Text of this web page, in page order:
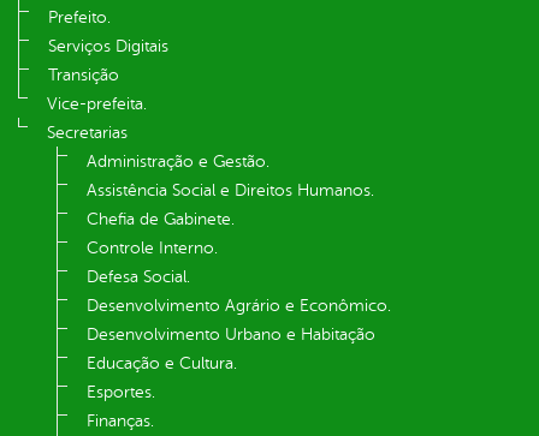
Prefeito.
Serviços Digitais
Transição
Vice-prefeita.
Secretarias
Administração e Gestão.
Assistência Social e Direitos Humanos.
Chefia de Gabinete.
Controle Interno.
Defesa Social.
Desenvolvimento Agrário e Econômico.
Desenvolvimento Urbano e Habitação
Educação e Cultura.
Esportes.
Finanças.